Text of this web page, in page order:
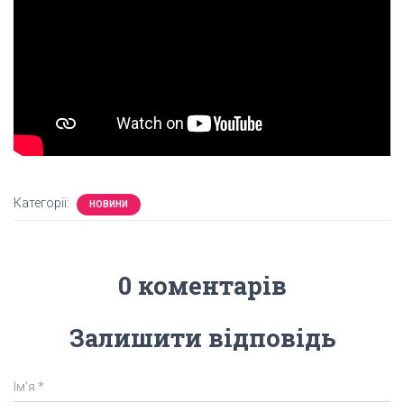
Категорії: НОВИНИ
0 коментарів
Залишити відповідь
Ім'я *